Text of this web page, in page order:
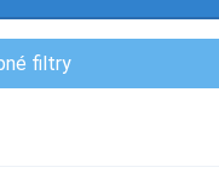
filtry